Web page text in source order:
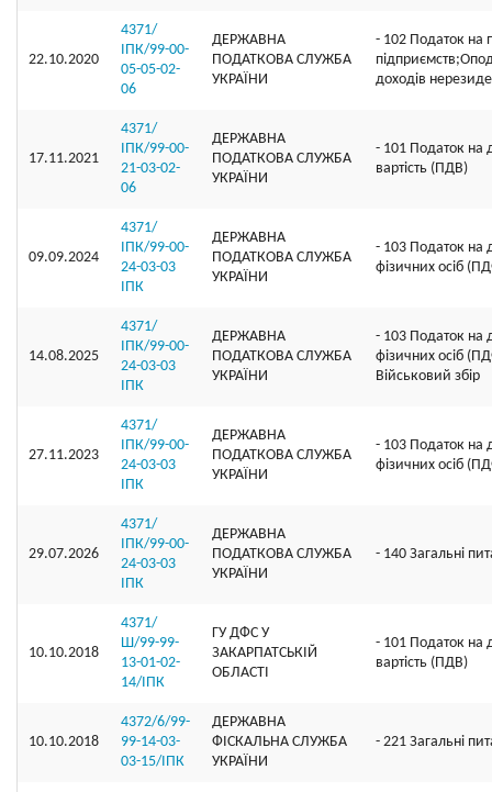
22.10.2020
4371/
ІПК/99-00-
05-05-02-
06
ДЕРЖАВНА
ПОДАТКОВА СЛУЖБА
УКРАЇНИ
- 102 Податок на
доходів
17.11.2021
4371/
ІПК/99-00-
21-03-02-
06
ДЕРЖАВНА
ПОДАТКОВА СЛУЖБА
УКРАЇНИ
- 101 Податок на
вартість (ПДВ)
09.09.2024
4371/
ІПК/99-00-
24-03-03
ІПК
ДЕРЖАВНА
ПОДАТКОВА СЛУЖБА
УКРАЇНИ
- 103 Податок на
фізичних осіб
14.08.2025
4371/
ІПК/99-00-
24-03-03
ІПК
ДЕРЖАВНА
ПОДАТКОВА СЛУЖБА
УКРАЇНИ
- 103 Податок на
фізичних осіб
Військовий збір
27.11.2023
4371/
ІПК/99-00-
24-03-03
ІПК
ДЕРЖАВНА
ПОДАТКОВА СЛУЖБА
УКРАЇНИ
- 103 Податок на
фізичних осіб
29.07.2026
4371/
ІПК/99-00-
24-03-03
ІПК
ДЕРЖАВНА
ПОДАТКОВА СЛУЖБА
УКРАЇНИ
- 140 Загальні
10.10.2018
4371/
Ш/99-99-
13-01-02-
14/ІПК
ГУ ДФС У
ЗАКАРПАТСЬКIЙ
ОБЛАСТI
- 101 Податок на
вартість (ПДВ)
10.10.2018
4372/6/99-
99-14-03-
03-15/ІПК
ДЕРЖАВНА
ФІСКАЛЬНА СЛУЖБА
УКРАЇНИ
- 221 Загальні